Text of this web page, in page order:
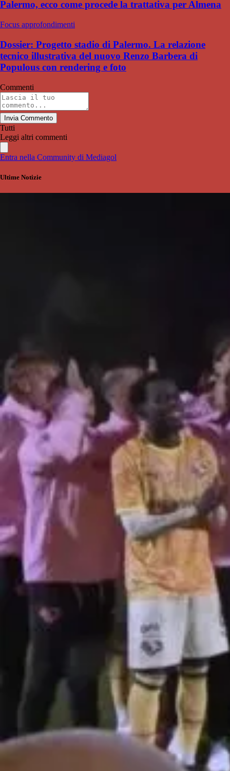
Palermo, ecco come procede la trattativa per Almena
Focus approfondimenti
Dossier: Progetto stadio di Palermo. La relazione
tecnico illustrativa del nuovo Renzo Barbera di
Populous con rendering e foto
Commenti
Invia Commento
Tutti
Leggi altri commenti
Entra nella Community di Mediagol
Ultime Notizie